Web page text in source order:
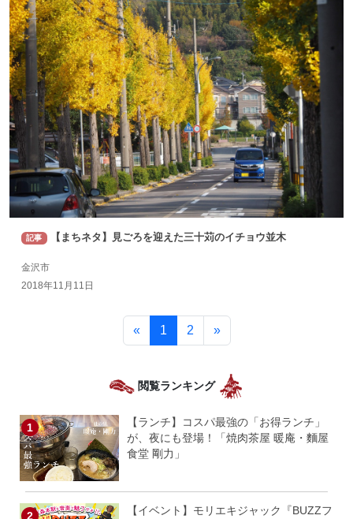
記事 【まちネタ】見ごろを迎えた三十苅のイチョウ並木
金沢市
2018年11月11日
« 1 2 »
閲覧ランキング
【ランチ】コスパ最強の「お得ランチ」
が、夜にも登場！「焼肉茶屋 暖庵・麵屋
食堂 剛力」
【イベント】モリエキジャック『BUZZフ